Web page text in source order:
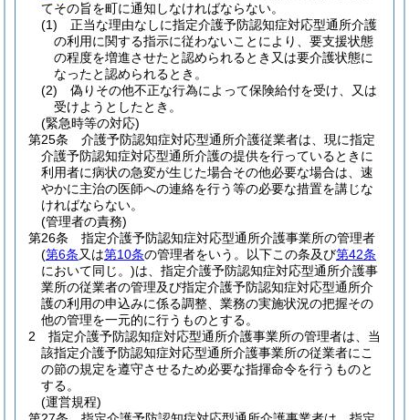
てその旨を町に通知しなければならない。
(1)
正当な理由なしに指定介護予防認知症対応型通所介護
の利用に関する指示に従わないことにより、要支援状態
の程度を増進させたと認められるとき又は要介護状態に
なったと認められるとき。
(2)
偽りその他不正な行為によって保険給付を受け、又は
受けようとしたとき。
(緊急時等の対応)
第25条
介護予防認知症対応型通所介護従業者は、現に指定
介護予防認知症対応型通所介護の提供を行っているときに
利用者に病状の急変が生じた場合その他必要な場合は、速
やかに主治の医師への連絡を行う等の必要な措置を講じな
ければならない。
(管理者の責務)
第26条
指定介護予防認知症対応型通所介護事業所の管理者
(第6条又は第10条の管理者をいう。以下この条及び第42条
において同じ。)は、指定介護予防認知症対応型通所介護事
業所の従業者の管理及び指定介護予防認知症対応型通所介
護の利用の申込みに係る調整、業務の実施状況の把握その
他の管理を一元的に行うものとする。
2
指定介護予防認知症対応型通所介護事業所の管理者は、当
該指定介護予防認知症対応型通所介護事業所の従業者にこ
の節の規定を遵守させるため必要な指揮命令を行うものと
する。
(運営規程)